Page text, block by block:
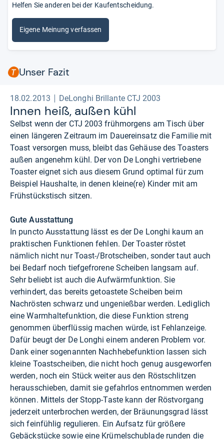
Helfen Sie anderen bei der Kaufentscheidung.
Eigene Meinung verfassen
Unser Fazit
18.02.2013 DeLonghi Brillante CTJ 2003
Innen heiß, außen kühl
Selbst wenn der CTJ 2003 frühmorgens am Tisch über
einen längeren Zeitraum im Dauereinsatz die Familie mit
Toast versorgen muss, bleibt das Gehäuse des Toasters
außen angenehm kühl. Der von De Longhi vertriebene
Toaster eignet sich aus diesem Grund optimal für zum
Beispiel Haushalte, in denen kleine(re) Kinder mit am
Frühstückstisch sitzen.
Gute Ausstattung
In puncto Ausstattung lässt es der De Longhi kaum an
praktischen Funktionen fehlen. Der Toaster röstet
nämlich nicht nur Toast-/Brotscheiben, sonder taut auch
bei Bedarf noch tiefgefrorene Scheiben langsam auf.
Sehr beliebt ist auch die Aufwärmfunktion. Sie
verhindert, das bereits getoastete Scheiben beim
Nachrösten schwarz und ungenießbar werden. Lediglich
eine Warmhaltefunktion, die diese Funktion streng
genommen überflüssig machen würde, ist Fehlanzeige.
Dafür beugt der De Longhi einem anderen Problem vor.
Dank einer sogenannten Nachhebefunktion lassen sich
kleine Toastscheiben, die nicht hoch genug ausgeworfen
werden, noch ein Stück weiter aus den Röstschlitzen
herausschieben, damit sie gefahrlos entnommen werden
können. Mittels der Stopp-Taste kann der Röstvorgang
jederzeit unterbrochen werden, der Bräunungsgrad lässt
sich feinfühlig regulieren. Ein Aufsatz für größere
Gebäckstücke sowie eine Krümelschublade runden die